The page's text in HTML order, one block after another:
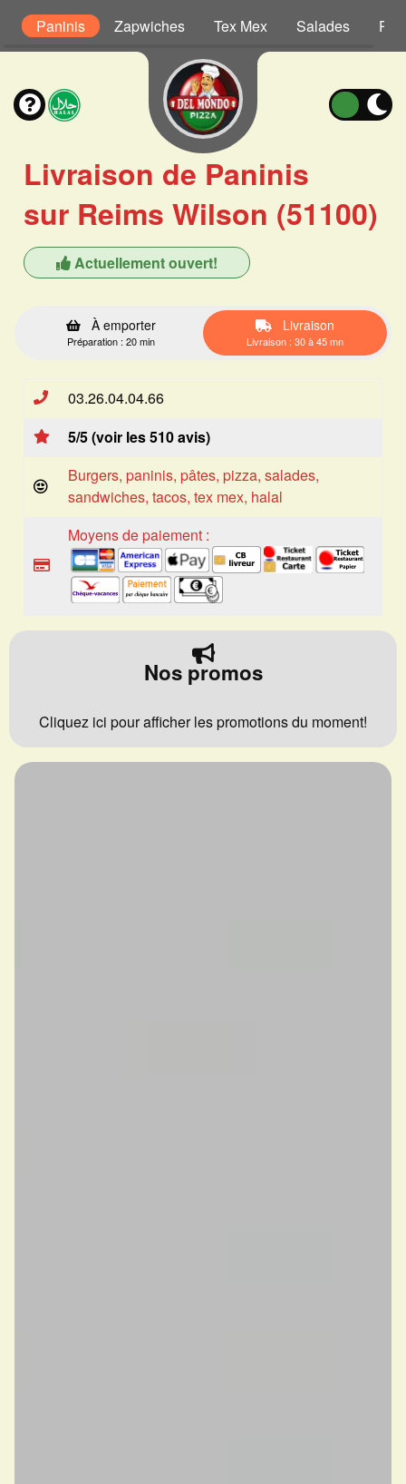
Paninis Zapwiches Tex Mex Salades
Livraison de Paninis
sur Reims Wilson (51100)
Actuellement ouvert!
À emporter
Préparation : 20 min
Livraison
Livraison : 30 à 45 mn
03.26.04.04.66
5/5 (voir les 510 avis)
Burgers, paninis, pâtes, pizza, salades,
sandwiches, tacos, tex mex, halal
Moyens de paiement :
Nos promos
Cliquez ici pour afficher les promotions du moment!